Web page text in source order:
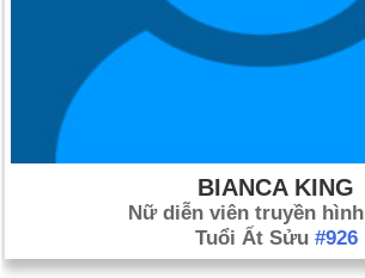
BIANCA KING
Nữ diễn viên truyền hình
Tuổi Ất Sửu #926